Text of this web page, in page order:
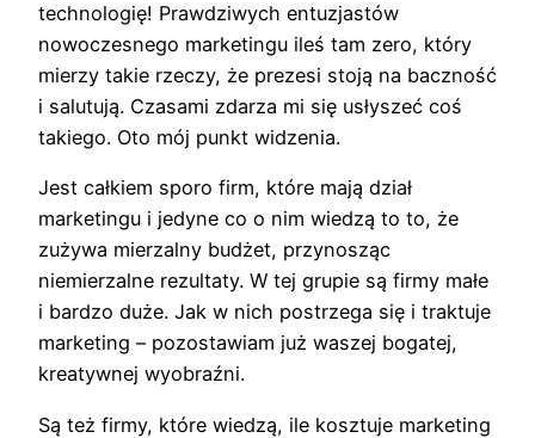
technologię! Prawdziwych entuzjastów
nowoczesnego marketingu ileś tam zero, który
mierzy takie rzeczy, że prezesi stoją na baczność
i salutują. Czasami zdarza mi się usłyszeć coś
takiego. Oto mój punkt widzenia.
Jest całkiem sporo firm, które mają dział
marketingu i jedyne co o nim wiedzą to to, że
zużywa mierzalny budżet, przynosząc
niemierzalne rezultaty. W tej grupie są firmy małe
i bardzo duże. Jak w nich postrzega się i traktuje
marketing – pozostawiam już waszej bogatej,
kreatywnej wyobraźni.
Są też firmy, które wiedzą, ile kosztuje marketing